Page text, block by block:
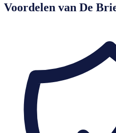
Voordelen van De